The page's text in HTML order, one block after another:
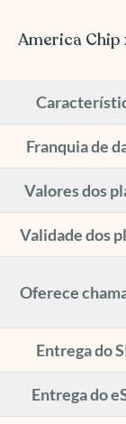
America Chip
Franquia de
Valores dos
Validade dos
Oferece
Entrega do
Entrega do